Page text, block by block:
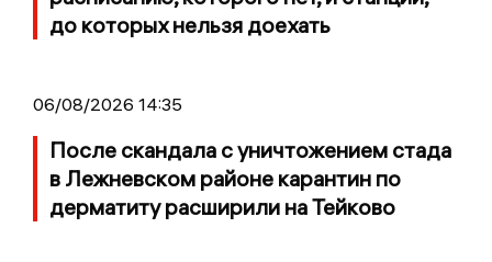
до которых нельзя доехать
06/08/2026 14:35
После скандала с уничтожением стада
в Лежневском районе карантин по
дерматиту расширили на Тейково